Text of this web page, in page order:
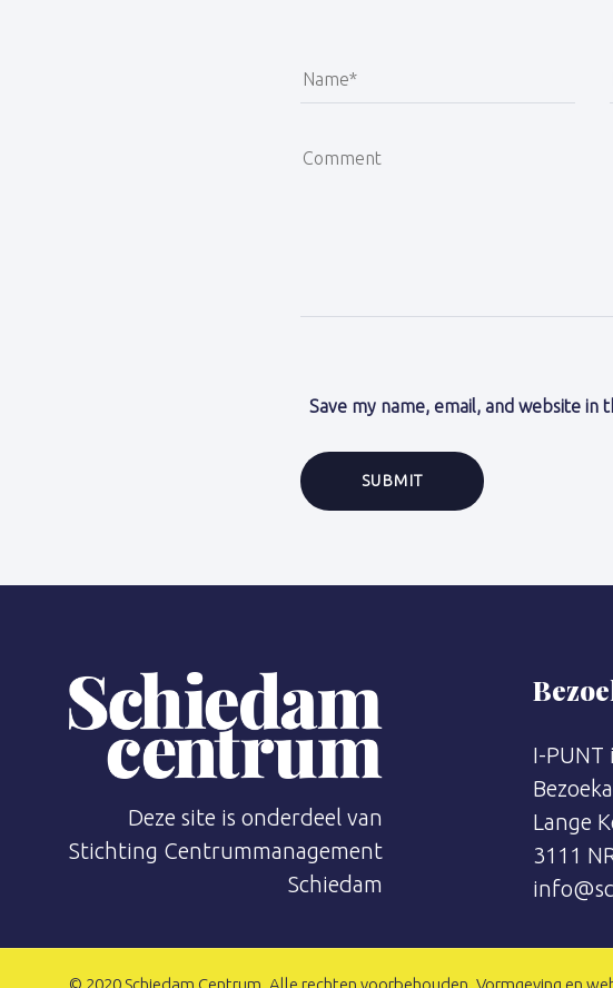
Save my name, email, and website
Deze site is onderdeel van
Stichting Centrummanagement
Schiedam
I-PUNT
Lange
3111
© 2020 Schiedam Centrum. Alle rechten voorbehouden. Vormgeving en